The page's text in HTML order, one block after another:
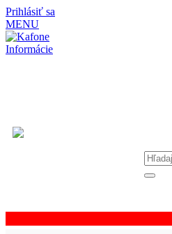
Prihlásiť sa
MENU
Informácie